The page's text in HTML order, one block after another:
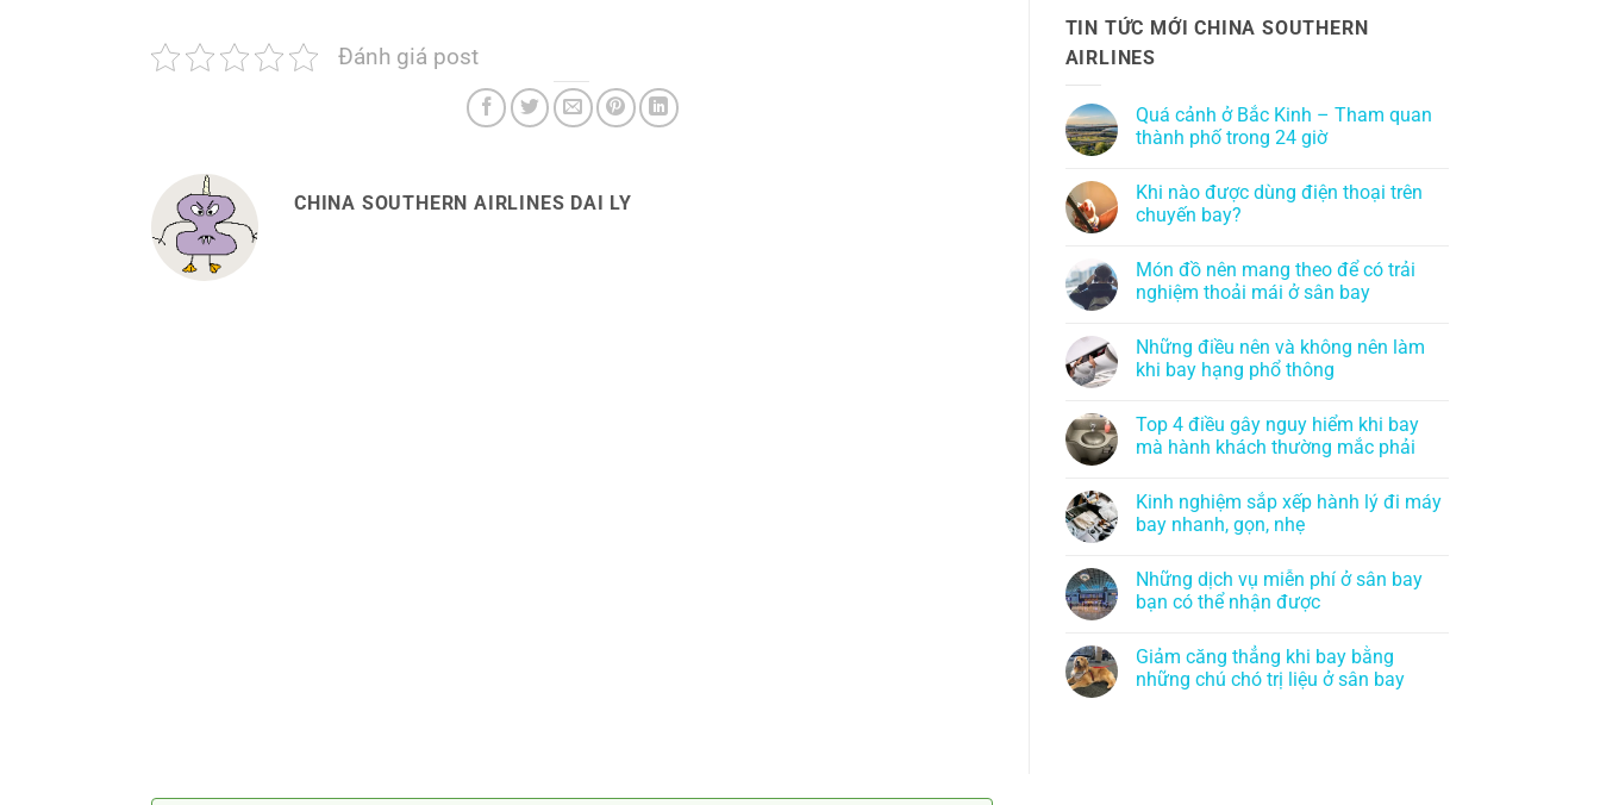
Đánh giá post
CHINA SOUTHERN AIRLINES DAI LY
TIN TỨC MỚI CHINA SOUTHERN
AIRLINES
Quá cảnh ở Bắc Kinh – Tham quan
thành phố trong 24 giờ
Khi nào được dùng điện thoại trên
chuyến bay?
Món đồ nên mang theo để có trải
nghiệm thoải mái ở sân bay
Những điều nên và không nên làm
khi bay hạng phổ thông
Top 4 điều gây nguy hiểm khi bay
mà hành khách thường mắc phải
Kinh nghiệm sắp xếp hành lý đi máy
bay nhanh, gọn, nhẹ
Những dịch vụ miễn phí ở sân bay
bạn có thể nhận được
Giảm căng thẳng khi bay bằng
những chú chó trị liệu ở sân bay